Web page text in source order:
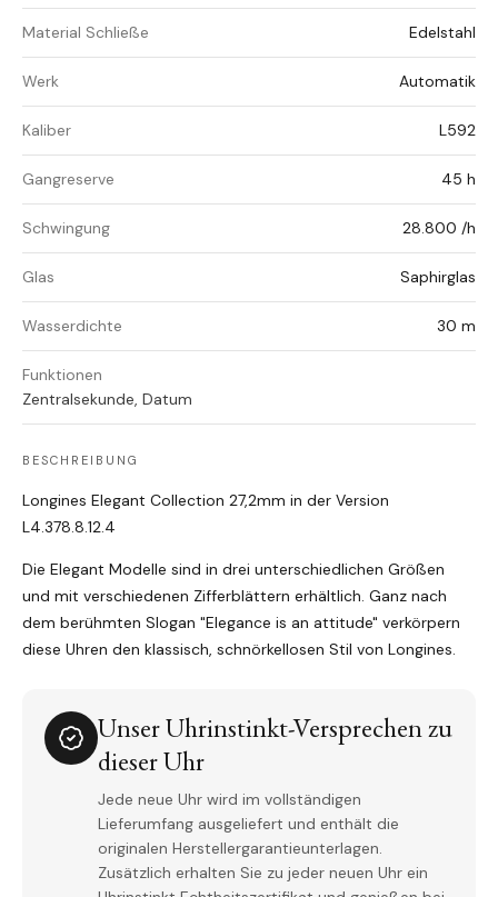
Material Schließe Edelstahl
Werk Automatik
Kaliber L592
Gangreserve 45 h
Schwingung 28.800 /h
Glas Saphirglas
Wasserdichte 30 m
Funktionen
Zentralsekunde, Datum
BESCHREIBUNG
Longines Elegant Collection 27,2mm in der Version
L4.378.8.12.4
Die Elegant Modelle sind in drei unterschiedlichen Größen
und mit verschiedenen Zifferblättern erhältlich. Ganz nach
dem berühmten Slogan "Elegance is an attitude" verkörpern
diese Uhren den klassisch, schnörkellosen Stil von Longines.
Unser Uhrinstinkt-Versprechen zu
dieser Uhr
Jede neue Uhr wird im vollständigen
Lieferumfang ausgeliefert und enthält die
originalen Herstellergarantieunterlagen.
Zusätzlich erhalten Sie zu jeder neuen Uhr ein